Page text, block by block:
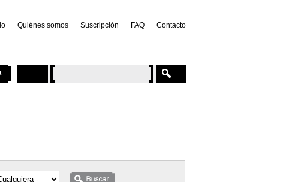
Quiénes somos Suscripción FAQ Contacto